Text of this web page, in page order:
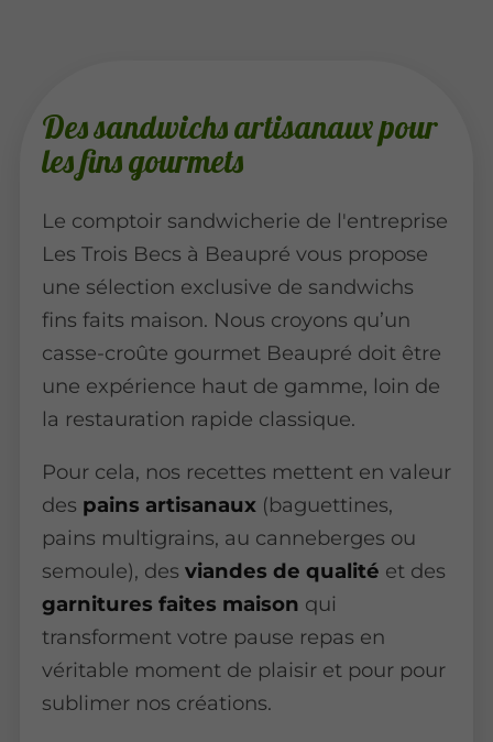
Des sandwichs artisanaux pour
les fins gourmets
Le comptoir sandwicherie de l'entreprise
Les Trois Becs à Beaupré vous propose
une sélection exclusive de sandwichs
fins faits maison. Nous croyons qu’un
casse-croûte gourmet Beaupré doit être
une expérience haut de gamme, loin de
la restauration rapide classique.
Pour cela, nos recettes mettent en valeur
des pains artisanaux(baguettines,
pains multigrains, au canneberges ou
semoule), des viandes de qualité et des
garnitures faites maison qui
transforment votre pause repas en
véritable moment de plaisir et pour pour
sublimer nos créations.